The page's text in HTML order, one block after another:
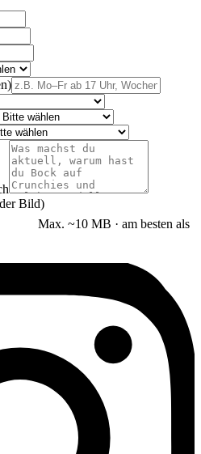
Bild)
Max. ~10 MB · am besten als